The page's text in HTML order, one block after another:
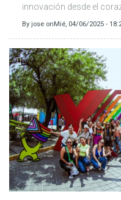
innovación desde el
By jose on Mié, 04/06/2025 -